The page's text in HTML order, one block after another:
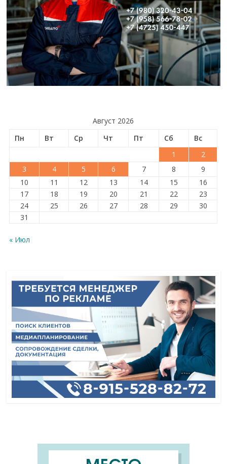
Август 2026
Пн
Вт Ср Чт Пт Сб
Вс
1
2
3
4 5 6 7 8
9
10
11 12 13 14 15
16
17
18 19 20 21 22
23
24
25 26 27 28 29
30
31
« Июл